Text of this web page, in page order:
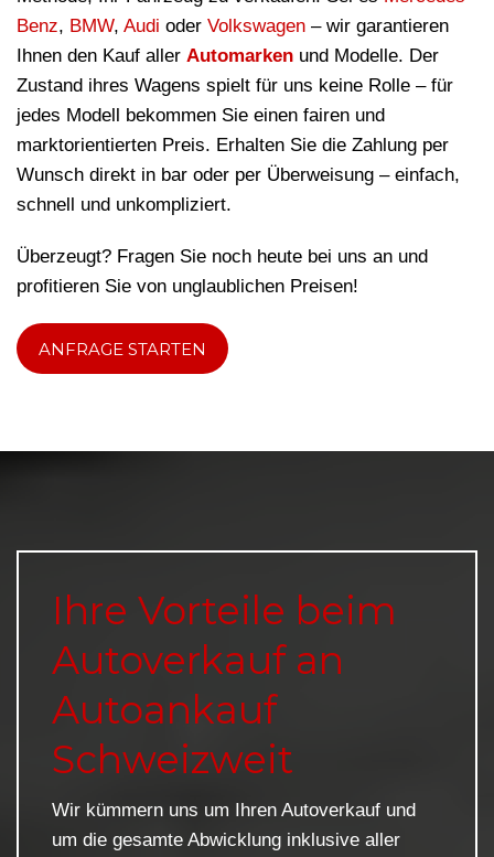
Benz, BMW, Audi oder Volkswagen – wir garantieren
Ihnen den Kauf aller Automarken und Modelle. Der
Zustand ihres Wagens spielt für uns keine Rolle – für
jedes Modell bekommen Sie einen fairen und
marktorientierten Preis. Erhalten Sie die Zahlung per
Wunsch direkt in bar oder per Überweisung – einfach,
schnell und unkompliziert.
Überzeugt? Fragen Sie noch heute bei uns an und
profitieren Sie von unglaublichen Preisen!
ANFRAGE STARTEN
Ihre Vorteile beim
Autoverkauf an
Autoankauf
Schweizweit
Wir kümmern uns um Ihren Autoverkauf und
um die gesamte Abwicklung inklusive aller